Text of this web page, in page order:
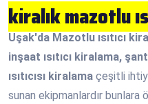
kiralık mazotlu
Uşak'da Mazotlu ısıtıcı
inşaat ısıtıcı kiralama,
ısıtıcısı kiralama çeşitli
sunan ekipmanlardır bunlara